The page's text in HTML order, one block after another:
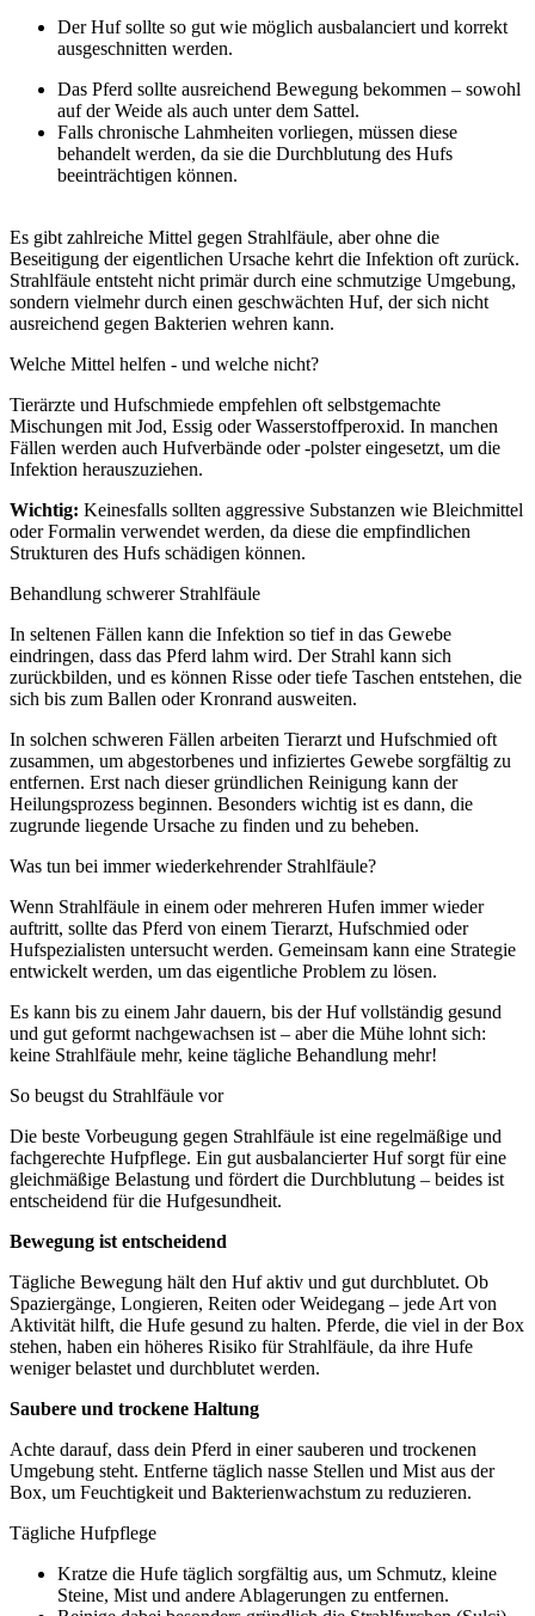
Der Huf sollte so gut wie möglich ausbalanciert und korrekt
ausgeschnitten werden.
Das Pferd sollte ausreichend Bewegung bekommen – sowohl
auf der Weide als auch unter dem Sattel.
Falls chronische Lahmheiten vorliegen, müssen diese
behandelt werden, da sie die Durchblutung des Hufs
beeinträchtigen können.
Es gibt zahlreiche Mittel gegen Strahlfäule, aber ohne die
Beseitigung der eigentlichen Ursache kehrt die Infektion oft zurück.
Strahlfäule entsteht nicht primär durch eine schmutzige Umgebung,
sondern vielmehr durch einen geschwächten Huf, der sich nicht
ausreichend gegen Bakterien wehren kann.
Welche Mittel helfen - und welche nicht?
Tierärzte und Hufschmiede empfehlen oft selbstgemachte
Mischungen mit Jod, Essig oder Wasserstoffperoxid. In manchen
Fällen werden auch Hufverbände oder -polster eingesetzt, um die
Infektion herauszuziehen.
Wichtig: Keinesfalls sollten aggressive Substanzen wie Bleichmittel
oder Formalin verwendet werden, da diese die empfindlichen
Strukturen des Hufs schädigen können.
Behandlung schwerer Strahlfäule
In seltenen Fällen kann die Infektion so tief in das Gewebe
eindringen, dass das Pferd lahm wird. Der Strahl kann sich
zurückbilden, und es können Risse oder tiefe Taschen entstehen, die
sich bis zum Ballen oder Kronrand ausweiten.
In solchen schweren Fällen arbeiten Tierarzt und Hufschmied oft
zusammen, um abgestorbenes und infiziertes Gewebe sorgfältig zu
entfernen. Erst nach dieser gründlichen Reinigung kann der
Heilungsprozess beginnen. Besonders wichtig ist es dann, die
zugrunde liegende Ursache zu finden und zu beheben.
Was tun bei immer wiederkehrender Strahlfäule?
Wenn Strahlfäule in einem oder mehreren Hufen immer wieder
auftritt, sollte das Pferd von einem Tierarzt, Hufschmied oder
Hufspezialisten untersucht werden. Gemeinsam kann eine Strategie
entwickelt werden, um das eigentliche Problem zu lösen.
Es kann bis zu einem Jahr dauern, bis der Huf vollständig gesund
und gut geformt nachgewachsen ist – aber die Mühe lohnt sich:
keine Strahlfäule mehr, keine tägliche Behandlung mehr!
So beugst du Strahlfäule vor
Die beste Vorbeugung gegen Strahlfäule ist eine regelmäßige und
fachgerechte Hufpflege. Ein gut ausbalancierter Huf sorgt für eine
gleichmäßige Belastung und fördert die Durchblutung – beides ist
entscheidend für die Hufgesundheit.
Bewegung ist entscheidend
Tägliche Bewegung hält den Huf aktiv und gut durchblutet. Ob
Spaziergänge, Longieren, Reiten oder Weidegang – jede Art von
Aktivität hilft, die Hufe gesund zu halten. Pferde, die viel in der Box
stehen, haben ein höheres Risiko für Strahlfäule, da ihre Hufe
weniger belastet und durchblutet werden.
Saubere und trockene Haltung
Achte darauf, dass dein Pferd in einer sauberen und trockenen
Umgebung steht. Entferne täglich nasse Stellen und Mist aus der
Box, um Feuchtigkeit und Bakterienwachstum zu reduzieren.
Tägliche Hufpflege
Kratze die Hufe täglich sorgfältig aus, um Schmutz, kleine
Steine, Mist und andere Ablagerungen zu entfernen.